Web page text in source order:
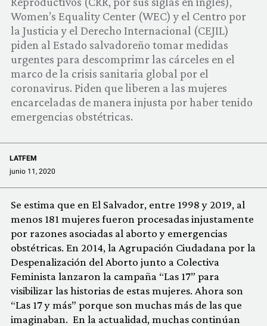
Women’s Equality Center (WEC) y el Centro por
la Justicia y el Derecho Internacional (CEJIL)
piden al Estado salvadoreño tomar medidas
urgentes para descomprimr las cárceles en el
marco de la crisis sanitaria global por el
coronavirus. Piden que liberen a las mujeres
encarceladas de manera injusta por haber tenido
emergencias obstétricas.
LATFEM
junio 11, 2020
Se estima que en El Salvador, entre 1998 y 2019, al
menos 181 mujeres fueron procesadas injustamente
por razones asociadas al aborto y emergencias
obstétricas. En 2014, la Agrupación Ciudadana por la
Despenalización del Aborto junto a Colectiva
Feminista lanzaron la campaña “Las 17” para
visibilizar las historias de estas mujeres. Ahora son
“Las 17 y más” porque son muchas más de las que
imaginaban. En la actualidad, muchas continúan